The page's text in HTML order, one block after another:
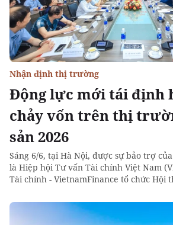
Động lực mới tái định
chảy vốn trên thị
sản 2026
Nhận định thị trường
Sáng 6/6, tại Hà Nội, được sự bảo trợ
là Hiệp hội Tư vấn Tài chính Việt Nam
Tài chính - VietnamFinance tổ chức Hội